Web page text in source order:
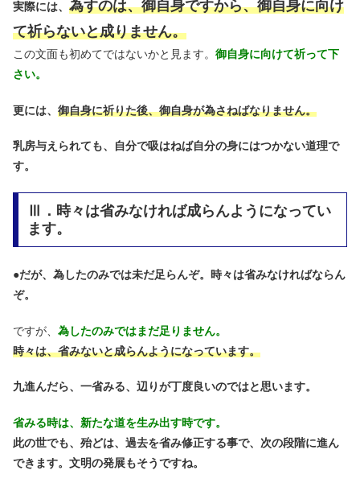
実際には、 為すのは、御自身ですから、御自身に向け
て祈らないと成りません。
この文面も初めてではないかと見ます。 御自身に向けて祈って下
さい。
更には、 御自身に祈りた後、御自身が為さねばなりません。
乳房与えられても、自分で吸はねば自分の身にはつかない道理で
す。
Ⅲ．時々は省みなければ成らんようになってい
ます。
●だが、為したのみでは未だ足らんぞ。時々は省みなければならん
ぞ。
ですが、 為したのみではまだ足りません。
時々は、省みないと成らんようになっています。
九進んだら、一省みる、辺りが丁度良いのではと思います。
省みる時は、新たな道を生み出す時です。
此の世でも、殆どは、過去を省み修正する事で、次の段階に進ん
できます。文明の発展もそうですね。